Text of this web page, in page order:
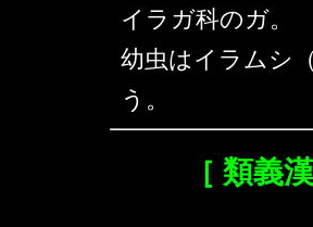
イラガ科のガ。
幼虫はイラムシ
う。
［ 類義